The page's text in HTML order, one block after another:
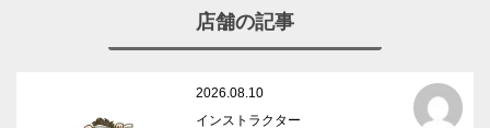
店舗の記事
2026.08.10
インストラクター